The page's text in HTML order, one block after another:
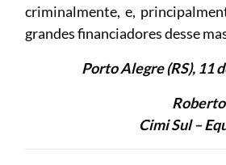
criminalmente, e,
grandes financiadores desse
Porto Alegre (RS), 11
Cimi Sul –